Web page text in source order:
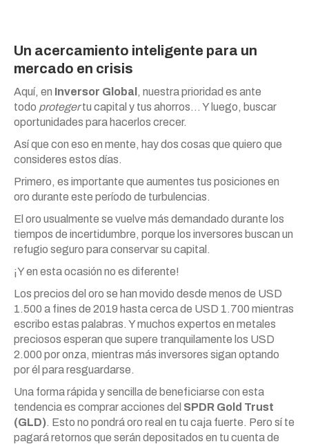
Un acercamiento inteligente para un
mercado en crisis
Aquí, en Inversor Global , nuestra prioridad es ante
todo protegertu capital y tus ahorros… Y luego, buscar
oportunidades para hacerlos crecer.
Así que con eso en mente, hay dos cosas que quiero que
consideres estos días.
Primero, es importante que aumentes tus posiciones en
oro durante este período de turbulencias.
El oro usualmente se vuelve más demandado durante los
tiempos de incertidumbre, porque los inversores buscan un
refugio seguro para conservar su capital.
¡Y en esta ocasión no es diferente!
Los precios del oro se han movido desde menos de USD
1.500 a fines de 2019 hasta cerca de USD 1.700 mientras
escribo estas palabras. Y muchos expertos en metales
preciosos esperan que supere tranquilamente los USD
2.000 por onza, mientras más inversores sigan optando
por él para resguardarse.
Una forma rápida y sencilla de beneficiarse con esta
tendencia es comprar acciones del SPDR Gold Trust
(GLD). Esto no pondrá oro real en tu caja fuerte. Pero sí te
pagará retornos que serán depositados en tu cuenta de